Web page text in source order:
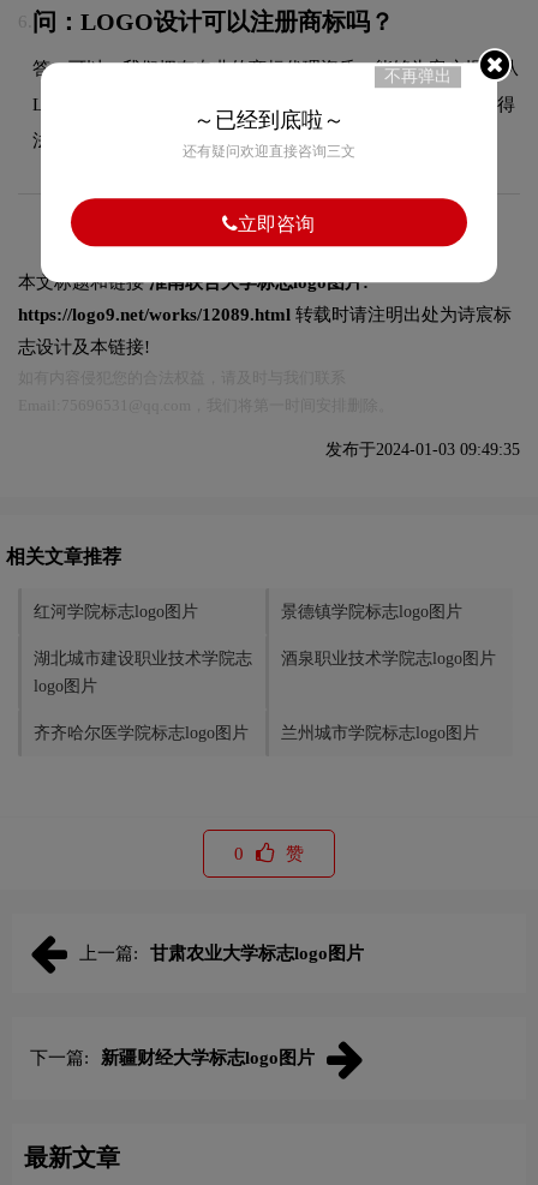
6. 问：LOGO设计可以注册商标吗？
答：可以，我们拥有专业的商标代理资质，能够为客户提供从
LOGO设计到商标注册的一站式服务，确保您的品牌标识获得
法律保护。
本文标题和链接淮南联合大学标志logo图片:
https://logo9.net/works/12089.html 转载时请注明出处为诗宸标
志设计及本链接!
发布于2024-01-03 09:49:35
相关文章推荐
红河学院标志logo图片 景德镇学院标志logo图片
湖北城市建设职业技术学院志
logo图片
酒泉职业技术学院志logo图片
齐齐哈尔医学院标志logo图片 兰州城市学院标志logo图片
0 赞
上一篇: 甘肃农业大学标志logo图片
下一篇: 新疆财经大学标志logo图片
最新文章
不再弹出
～已经到底啦～
还有疑问欢迎直接咨询三文
立即咨询